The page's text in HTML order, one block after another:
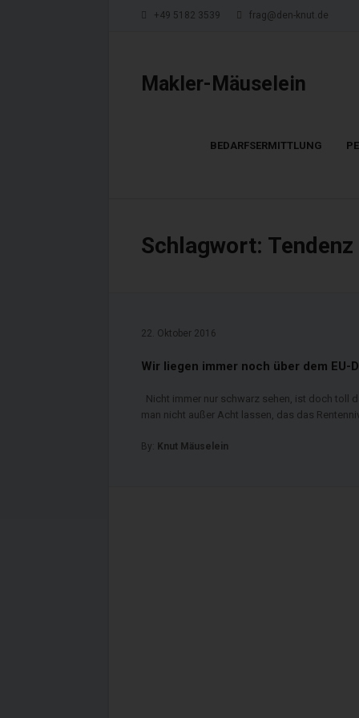
+49 5182 3539 frag@den-knut.de
Makler-Mäuselein
BEDARFSERMITTLUNG
Schlagwort:
22. Oktober 2016
Wir liegen immer noch über dem EU-
Nicht immer nur schwarz sehen, ist doch toll
man nicht außer Acht lassen, das das
By: Knut Mäuselein